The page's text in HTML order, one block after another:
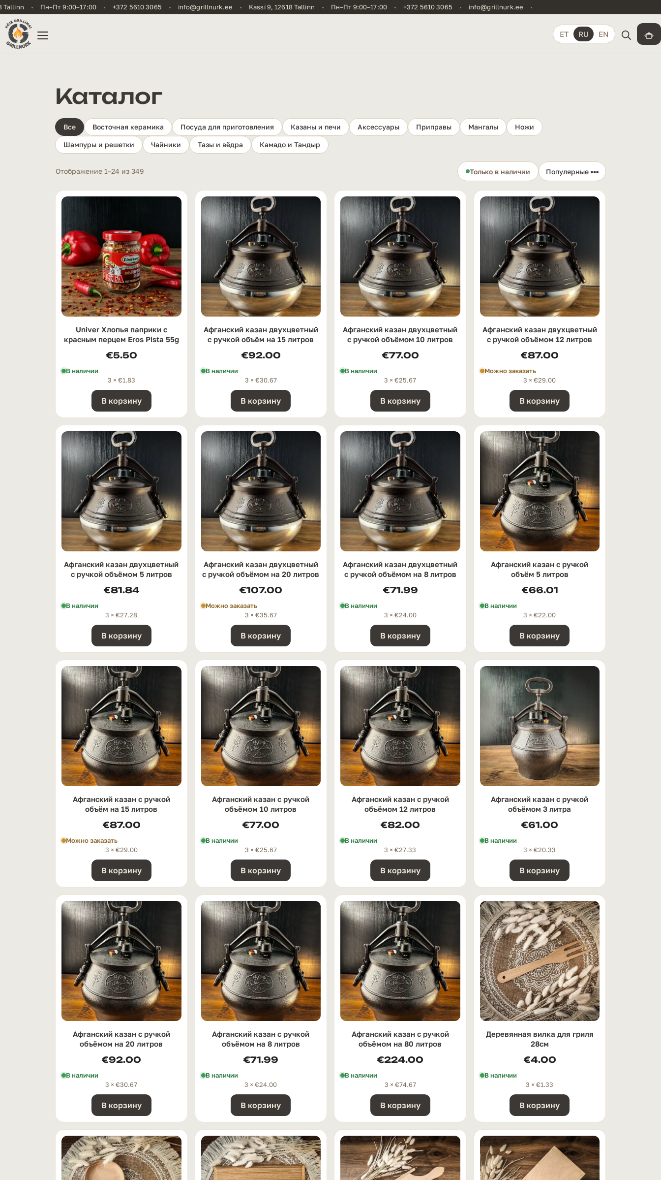
Перейти
содержимому
• Пн–Пт 9:00–17:00 • +372 5610 3065 • info@grillnurk.ee • Kassi 9, 12618 Tallinn • Пн–Пт 9:00–17:00 • +372 5610 3065 • info@grillnurk.ee •
ET RU EN
Каталог
Все Восточная керамика Посуда для приготовления Казаны и печи Аксессуары Приправы Мангалы Ножи
Шампуры и решетки Чайники Тазы и вёдра Камадо и Тандыр
Отображение 1–24 из 349 Только в наличии
Univer Хлопья паприки с
красным перцем Eros Pista 55g
€5.50
В наличии
3 × €1.83
В корзину
Афганский казан двухцветный
с ручкой oбъём на 15 литров
€92.00
В наличии
3 × €30.67
В корзину
Афганский казан двухцветный
с ручкой oбъёмом 10 литров
€77.00
В наличии
3 ×€25.67
В корзину
Афганский казан двухцветный
с ручкой oбъёмом 12 литров
€87.00
Можно заказать
3 ×€29.00
В корзину
Афганский казан двухцветный
с ручкой oбъёмом 5 литров
€81.84
В наличии
3 ×€27.28
В корзину
Афганский казан двухцветный
с ручкой oбъёмом на 20 литров
€107.00
Можно заказать
3 × €35.67
В корзину
Афганский казан двухцветный
с ручкой oбъёмом на 8 литров
€71.99
В наличии
3 × €24.00
В корзину
Афганский казан с ручкой
oбъём 5 литров
€66.01
В наличии
3 ×€22.00
В корзину
Афганский казан с ручкой
oбъём на 15 литров
€87.00
Можно заказать
3 × €29.00
В корзину
Афганский казан с ручкой
oбъёмом 10 литров
€77.00
В наличии
3 × €25.67
В корзину
Афганский казан с ручкой
oбъёмом 12 литров
€82.00
В наличии
3 ×€27.33
В корзину
Афганский казан с ручкой
oбъёмом 3 литра
€61.00
В наличии
3 ×€20.33
В корзину
Афганский казан с ручкой
oбъёмом на 20 литров
€92.00
В наличии
3 ×€30.67
В корзину
Афганский казан с ручкой
oбъёмом на 8 литров
€71.99
В наличии
3 ×€24.00
В корзину
Афганский казан с ручкой
oбъёмом на 80 литров
€224.00
В наличии
3 × €74.67
В корзину
Деревянная вилка для гриля
28см
€4.00
В наличии
3 ×€1.33
В корзину